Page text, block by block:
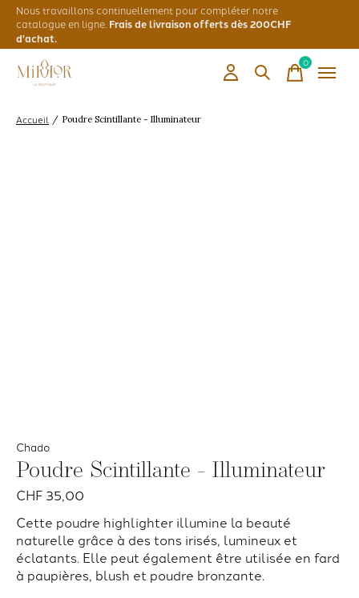
Nous travaillons continuellement pour compléter notre
catalogue en ligne. Frais de livraison offerts dès 200CHF
d'achat.
0items
Accueil / Poudre Scintillante - Illuminateur
Chado
Poudre Scintillante - Illuminateur
CHF 35,00
Cette poudre highlighter illumine la beauté
naturelle grâce à des tons irisés, lumineux et
éclatants. Elle peut également être utilisée en fard
à paupières, blush et poudre bronzante.